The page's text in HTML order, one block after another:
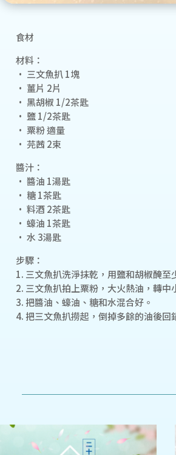
食材
材料：
• 三文魚扒 1塊
• 薑片 2片
• 黑胡椒 1/2茶匙
• 鹽 1/2茶匙
• 粟粉 適量
• 芫茜 2束
醬汁：
• 醬油 1湯匙
• 糖 1茶匙
• 料酒 2茶匙
• 蠔油 1茶匙
• 水 3湯匙
步驟：
1. 三文魚扒洗淨抹乾，用鹽和胡椒醃至
2. 三文魚扒拍上粟粉，大火熱油，轉中
3. 把醬油、蠔油、糖和水混合好。
4. 把三文魚扒撈起，倒掉多餘的油後回